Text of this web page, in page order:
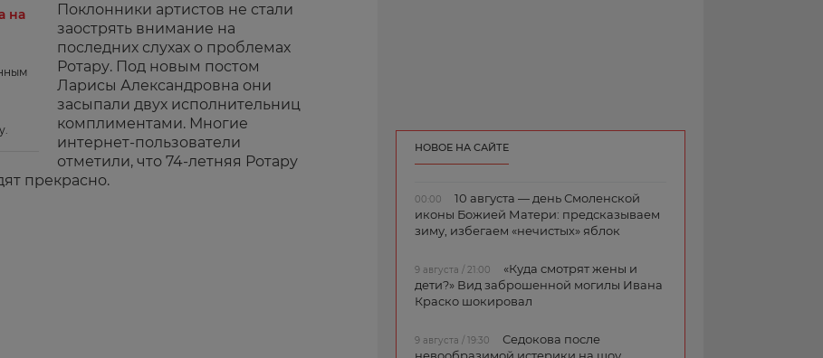
на
Поклонники артистов не стали
заострять внимание на
последних слухах о проблемах
Ротару. Под новым постом
Ларисы Александровна они
засыпали двух исполнительниц
комплиментами. Многие
интернет-пользователи
отметили, что 74-летняя Ротару
прекрасно.
НОВОЕ НА САЙТЕ
00:00
10 августа — день Смоленской
иконы Божией Матери: предсказываем
зиму, избегаем «нечистых» яблок
9 августа / 21:00
«Куда смотрят жены и
дети?» Вид заброшенной могилы Ивана
Краско шокировал
9 августа / 19:30
Седокова после